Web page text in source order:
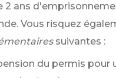
2 ans
Vous risquez
suivantes :
du permis pour